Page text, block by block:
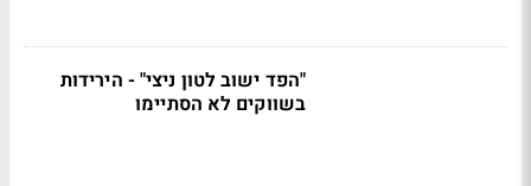
"הפד ישוב לטון ניצי" - הירידות
בשווקים לא הסתיימו